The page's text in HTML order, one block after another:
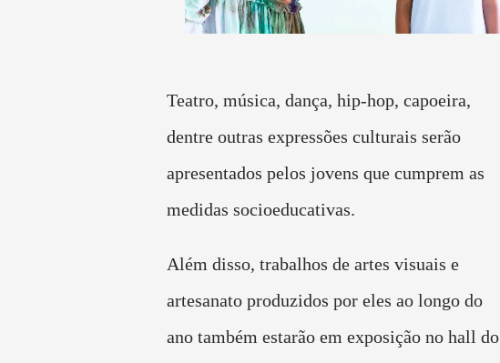
Teatro, música, dança, hip-hop, capoeira,
dentre outras expressões culturais serão
apresentados pelos jovens que cumprem as
medidas socioeducativas.
Além disso, trabalhos de artes visuais e
artesanato produzidos por eles ao longo do
ano também estarão em exposição no hall do